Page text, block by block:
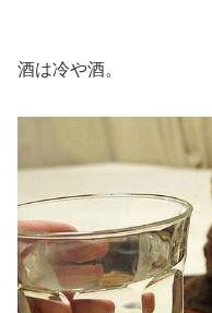
酒は冷や酒。